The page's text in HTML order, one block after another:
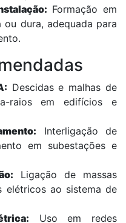
Formação em
dura, adequada para
Descidas e malhas de
raios em edifícios e
Interligação de
em subestações e
Ligação de massas
elétricos ao sistema de
Uso em redes